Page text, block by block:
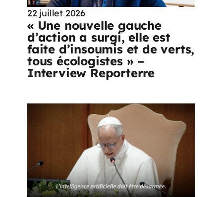
22 juillet 2026
« Une nouvelle gauche
d’action a surgi, elle est
faite d’insoumis et de verts,
tous écologistes » –
Interview Reporterre